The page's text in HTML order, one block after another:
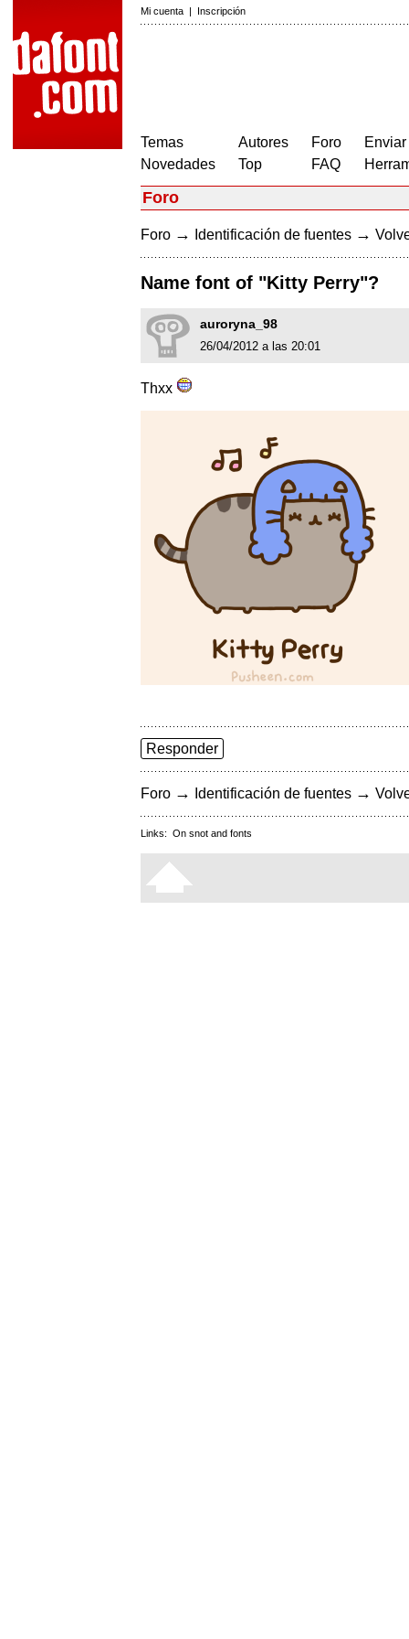
Mi cuenta | Inscripción
Temas
Novedades
Autores
Top
Foro
FAQ
Foro
Foro → Identificación de fuentes →
Name font of "Kitty Perry"?
auroryna_98
26/04/2012 a las 20:01
Thxx
Responder
Foro → Identificación de fuentes →
Links: On snot and fonts